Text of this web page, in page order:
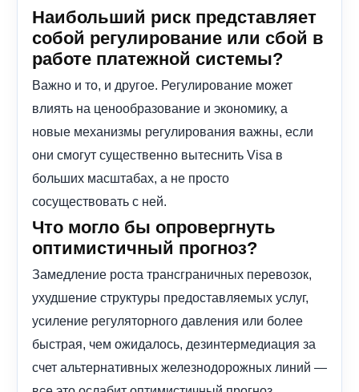
Наибольший риск представляет
собой регулирование или сбой в
работе платежной системы?
Важно и то, и другое. Регулирование может
влиять на ценообразование и экономику, а
новые механизмы регулирования важны, если
они смогут существенно вытеснить Visa в
больших масштабах, а не просто
сосуществовать с ней.
Что могло бы опровергнуть
оптимистичный прогноз?
Замедление роста трансграничных перевозок,
ухудшение структуры предоставляемых услуг,
усиление регуляторного давления или более
быстрая, чем ожидалось, дезинтермедиация за
счет альтернативных железнодорожных линий —